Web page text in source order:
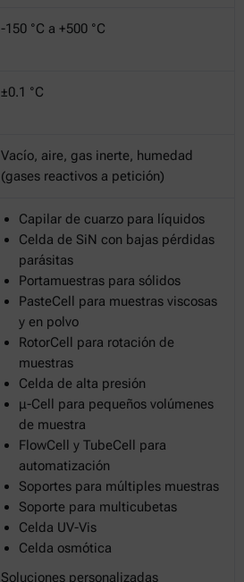
-150 °C a +500 °C
±0.1 °C
Vacío, aire, gas inerte, humedad
(gases reactivos a petición)
Capilar de cuarzo para líquidos
Celda de SiN con bajas pérdidas
parásitas
Portamuestras para sólidos
PasteCell para muestras viscosas
y en polvo
RotorCell para rotación de
muestras
Celda de alta presión
μ-Cell para pequeños volúmenes
de muestra
FlowCell y TubeCell para
automatización
Soportes para múltiples muestras
Soporte para multicubetas
Celda UV-Vis
Celda osmótica
Soluciones personalizadas